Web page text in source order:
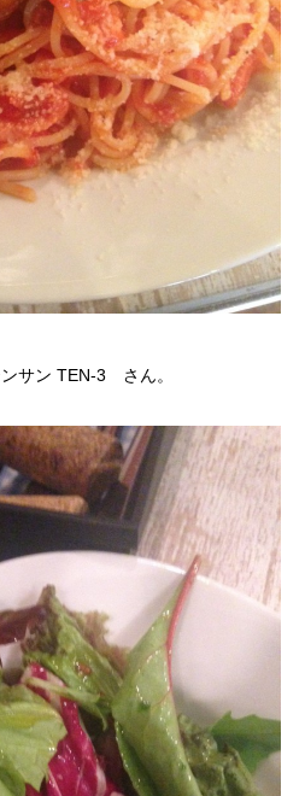
サン TEN-3 さん。